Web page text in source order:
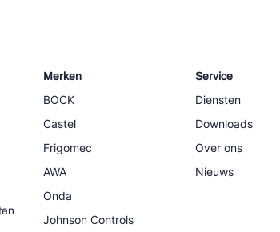
Merken
BOCK
Castel
Frigomec
AWA
Onda
Johnson Controls
Service
Diensten
Downloads
Over ons
Nieuws